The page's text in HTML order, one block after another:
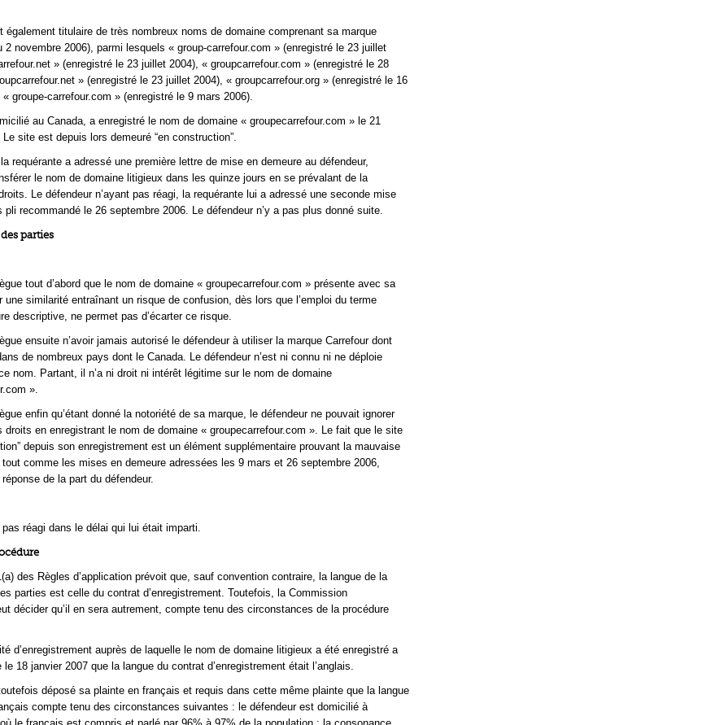
également titulaire de très nombreux noms de domaine comprenant sa marque
2 novembre 2006), parmi lesquels « group-carrefour.com » (enregistré le 23 juillet
» (enregistré le 23 juillet 2004), « groupcarrefour.com » (enregistré le 28
» (enregistré le 23 juillet 2004), « groupcarrefour.org » (enregistré le 16
groupe-carrefour.com » (enregistré le 9 mars 2006).
au Canada, a enregistré le nom de domaine « groupecarrefour.com » le 21
site est depuis lors demeuré “en construction”.
requérante a adressé une première lettre de mise en demeure au défendeur,
le nom de domaine litigieux dans les quinze jours en se prévalant de la
Le défendeur n’ayant pas réagi, la requérante lui a adressé une seconde mise
pli recommandé le 26 septembre 2006. Le défendeur n’y a pas plus donné suite.
parties
tout d’abord que le nom de domaine « groupecarrefour.com » présente avec sa
une similarité entraînant un risque de confusion, dès lors que l’emploi du terme
descriptive, ne permet pas d’écarter ce risque.
ensuite n’avoir jamais autorisé le défendeur à utiliser la marque Carrefour dont
de nombreux pays dont le Canada. Le défendeur n’est ni connu ni ne déploie
nom. Partant, il n’a ni droit ni intérêt légitime sur le nom de domaine
».
enfin qu’étant donné la notoriété de sa marque, le défendeur ne pouvait ignorer
droits en enregistrant le nom de domaine « groupecarrefour.com ». Le fait que le site
depuis son enregistrement est un élément supplémentaire prouvant la mauvaise
tout comme les mises en demeure adressées les 9 mars et 26 septembre 2006,
de la part du défendeur.
pas réagi dans le délai qui lui était imparti.
des Règles d’application prévoit que, sauf convention contraire, la langue de la
parties est celle du contrat d’enregistrement. Toutefois, la Commission
décider qu’il en sera autrement, compte tenu des circonstances de la procédure
d’enregistrement auprès de laquelle le nom de domaine litigieux a été enregistré a
18 janvier 2007 que la langue du contrat d’enregistrement était l’anglais.
déposé sa plainte en français et requis dans cette même plainte que la langue
compte tenu des circonstances suivantes : le défendeur est domicilié à